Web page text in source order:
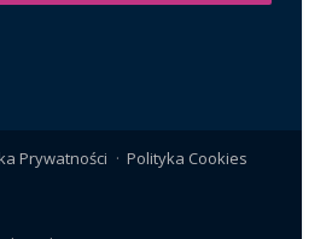
Prywatności
Polityka Cookies